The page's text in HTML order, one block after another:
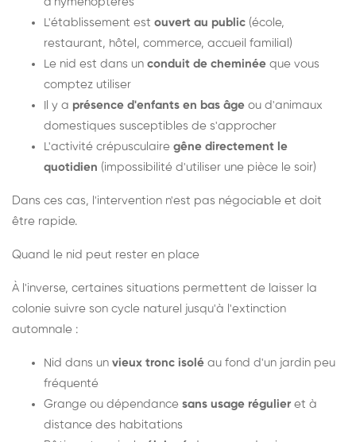
L'établissement est ouvert au public (école,
restaurant, hôtel, commerce, accueil familial)
Le nid est dans un conduit de cheminée que vous
comptez utiliser
Il y a présence d'enfants en bas âge ou d'animaux
domestiques susceptibles de s'approcher
L'activité crépusculaire gêne directement le
quotidien (impossibilité d'utiliser une pièce le soir)
Dans ces cas, l'intervention n'est pas négociable et doit
être rapide.
Quand le nid peut rester en place
À l'inverse, certaines situations permettent de laisser la
colonie suivre son cycle naturel jusqu'à l'extinction
automnale :
Nid dans un vieux tronc isolé au fond d'un jardin peu
fréquenté
Grange ou dépendance sans usage régulier et à
distance des habitations